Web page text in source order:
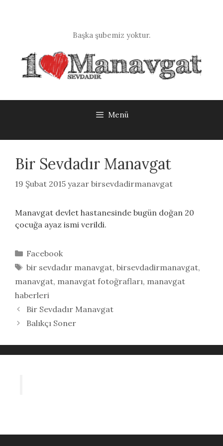
Başka şubemiz yoktur.
Menü
Bir Sevdadır Manavgat
19 Şubat 2015 yazar birsevdadirmanavgat
Manavgat devlet hastanesinde bugün doğan 20
çocuğa ayaz ismi verildi.
Kategoriler
Facebook
Etiketler
bir sevdadır manavgat, birsevdadirmanavgat,
manavgat, manavgat fotoğrafları, manavgat
haberleri
Bir Sevdadır Manavgat
Balıkçı Soner